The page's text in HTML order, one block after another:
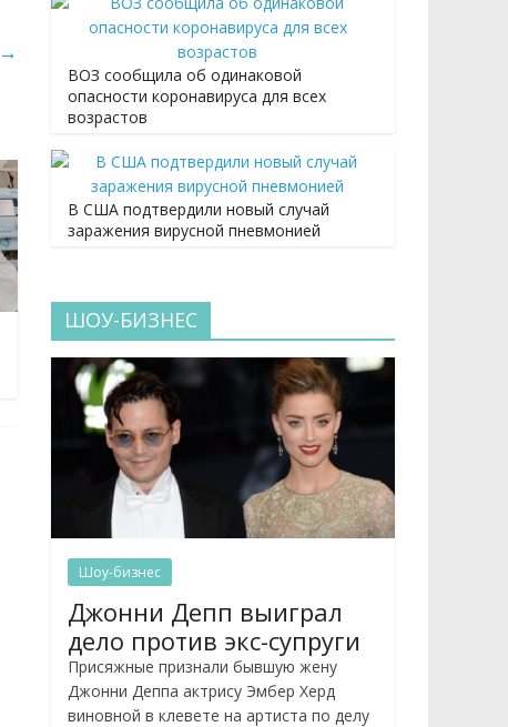
→
ВОЗ сообщила об одинаковой
опасности коронавируса для всех
возрастов
В США подтвердили новый случай
заражения вирусной пневмонией
ШОУ-БИЗНЕС
Шоу-бизнес
Джонни Депп выиграл
дело против экс-супруги
Присяжные признали бывшую жену
Джонни Деппа актрису Эмбер Херд
виновной в клевете на артиста по делу